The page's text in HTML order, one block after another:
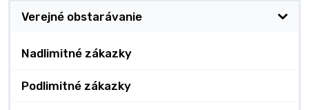
Verejné obstarávanie
Nadlimitné zákazky
Podlimitné zákazky